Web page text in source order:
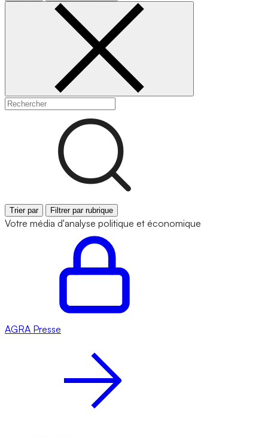
Trier par Filtrer par rubrique
Votre média d'analyse politique et économique
AGRA Presse